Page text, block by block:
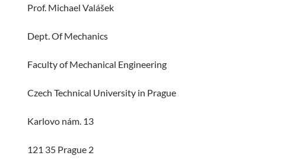
Prof. Michael Valášek
Dept. Of Mechanics
Faculty of Mechanical Engineering
Czech Technical University in Prague
Karlovo nám. 13
121 35 Prague 2